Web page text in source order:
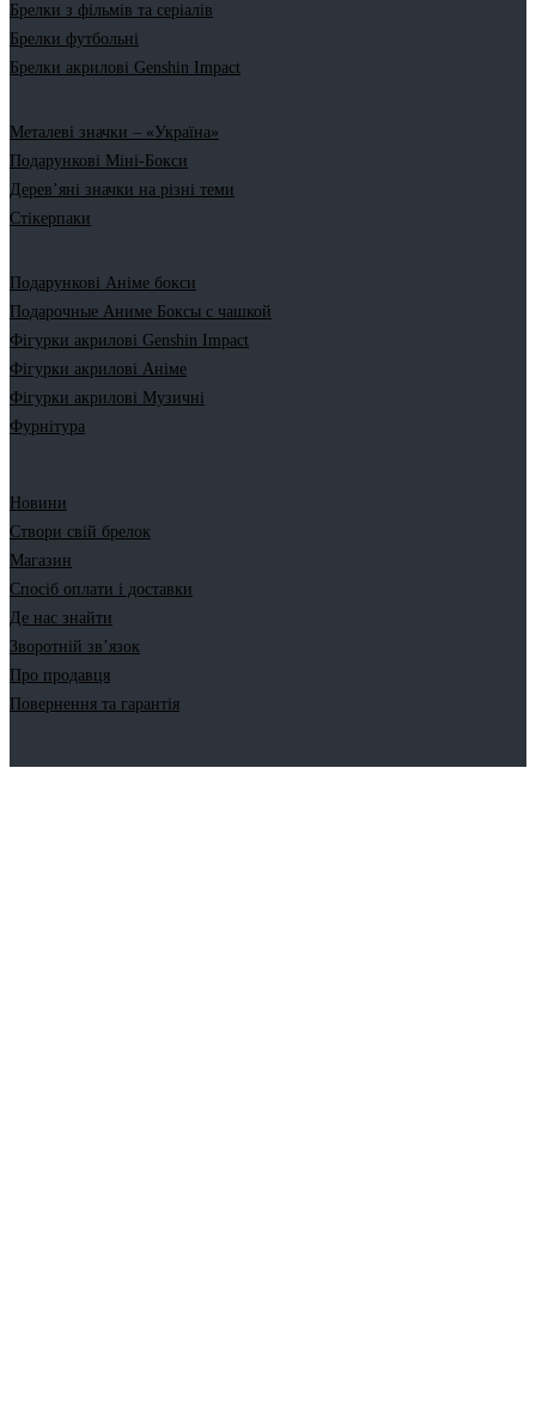
Брелки з фільмів та серіалів
Брелки футбольні
Брелки акрилові Genshin Impact
Металеві значки – «Україна»
Подарункові Міні-Бокси
Дерев’яні значки на різні теми
Стікерпаки
Подарункові Аніме бокси
Подарочные Аниме Боксы с чашкой
Фігурки акрилові Genshin Impact
Фігурки акрилові Аніме
Фігурки акрилові Музичні
Фурнітура
Новини
Створи свій брелок
Магазин
Спосіб оплати і доставки
Де нас знайти
Зворотній зв’язок
Про продавця
Повернення та гарантія